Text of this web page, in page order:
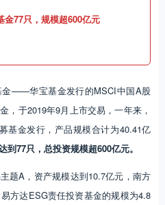
金77只，规模超600亿元
金——华宝基金发行的MSCI中国A股
，于2019年9月上市交易，一年来，
基金发行，产品规模合计为40.41亿
77只，总投资规模超600亿元。
题A，资产规模达到10.7亿元，南方
方达ESG责任投资基金的规模为4.8